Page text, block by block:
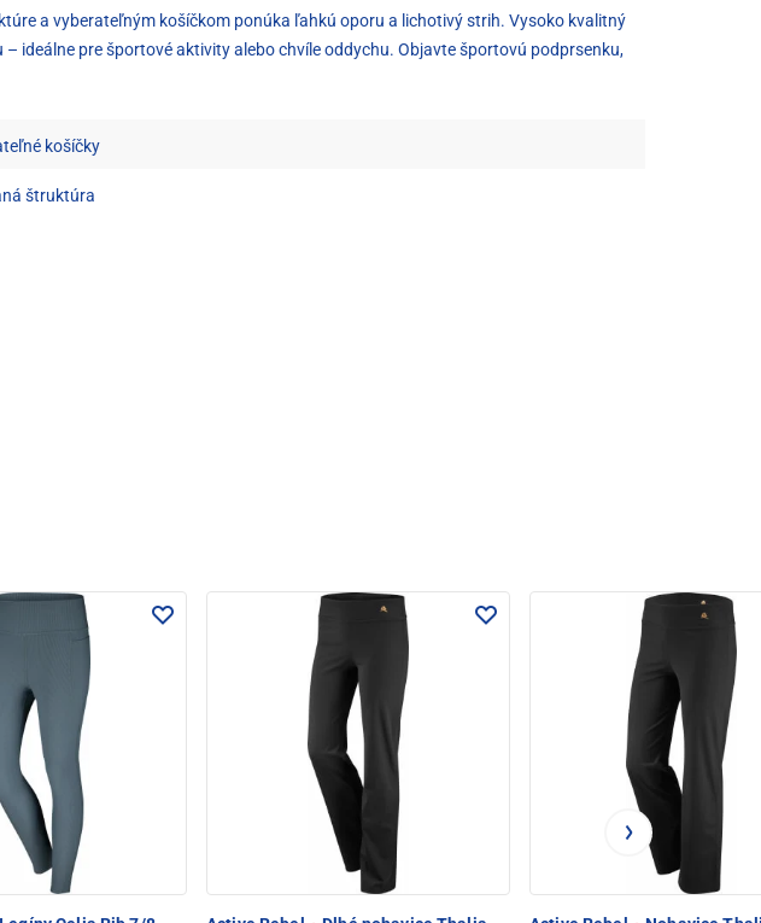
a vyberateľným košíčkom ponúka ľahkú oporu a lichotivý strih. Vysoko kvalitný
ideálne pre športové aktivity alebo chvíle oddychu. Objavte športovú podprsenku,
košíčky
štruktúra